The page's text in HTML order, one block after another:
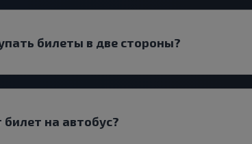
билеты в две стороны?
билет на автобус?